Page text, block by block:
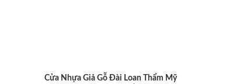
Cửa Nhựa Giả Gỗ Đài Loan Thẩm Mỹ